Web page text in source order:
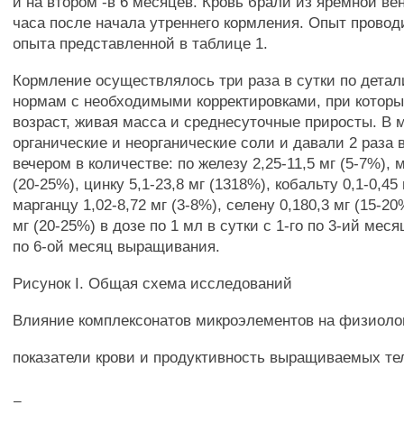
часа после начала утреннего кормления. Опыт
опыта представленной в таблице 1.
Кормление осуществлялось три раза в сутки по
нормам с необходимыми корректировками, при
возраст, живая масса и среднесуточные приросты. В
органические и неорганические соли и давали 2 раза
вечером в количестве: по железу 2,25-11,5 мг (5-7%),
(20-25%), цинку 5,1-23,8 мг (1318%), кобальту 0,1-
марганцу 1,02-8,72 мг (3-8%), селену 0,180,3 мг (15-
мг (20-25%) в дозе по 1 мл в сутки с 1-го по 3-ий
по 6-ой месяц выращивания.
Рисунок I. Общая схема исследований
Влияние комплексонатов микроэлементов на
показатели крови и продуктивность выращиваемых